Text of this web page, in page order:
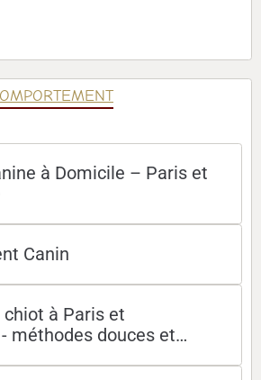
à Domicile – Paris et
Canin
chiot à Paris et